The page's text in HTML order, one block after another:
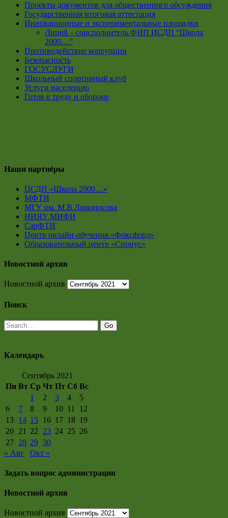
Проекты документов для общественного обсуждения
Государственная итоговая аттестация
Инновационные и экспериментальные площадки
Лицей – соисполнитель ФИП ИСДП “Школа
2000…”
Противодействие коррупции
Безопасность
ГОСУСЛУГИ
Школьный спортивный клуб
Услуги населению
Готов к труду и обороне
Наши партнёры
ЦСДП «Школа 2000…»
МФТИ
МГУ им. М.В.Ломоносова
НИЯУ МИФИ
СарФТИ
Центр онлайн-обучения «Фоксфорд»
Образовательный центр «Сириус»
Новостной архив
Новостной архив
Поиск
Календарь
Сентябрь 2021
Пн Вт Ср Чт Пт Сб Вс
1
2 3 4
5
6
7 8 9 10 11
12
13 14 15 16 17 18 19
20 21 22 23 24 25 26
27 28 29 30
« Авг
Окт »
Задать вопрос администрации
Новостной архив
Новостной архив